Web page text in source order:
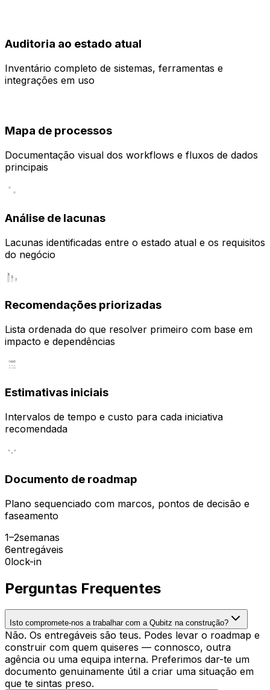
Auditoria ao estado atual
Inventário completo de sistemas, ferramentas e
integrações em uso
Mapa de processos
Documentação visual dos workflows e fluxos de dados
principais
Análise de lacunas
Lacunas identificadas entre o estado atual e os requisitos
do negócio
1
2
3
Recomendações priorizadas
Lista ordenada do que resolver primeiro com base em
impacto e dependências
~est
Estimativas iniciais
Intervalos de tempo e custo para cada iniciativa
recomendada
Documento de roadmap
Plano sequenciado com marcos, pontos de decisão e
faseamento
1–2semanas
6entregáveis
0lock-in
Perguntas Frequentes
Isto compromete-nos a trabalhar com a Qubitz na construção?
Não. Os entregáveis são teus. Podes levar o roadmap e
construir com quem quiseres — connosco, outra
agência ou uma equipa interna. Preferimos dar-te um
documento genuinamente útil a criar uma situação em
que te sintas preso.